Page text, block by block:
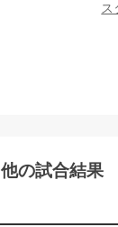
ス
他の試合結果